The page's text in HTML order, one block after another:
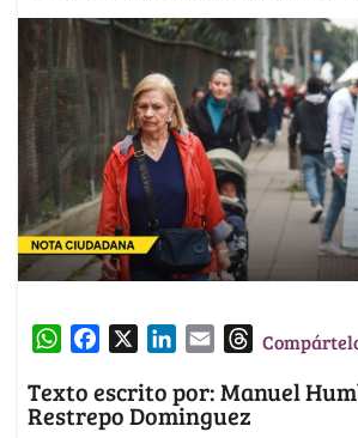
W
a
t
c
e
n
k
a
i
T
r
Texto escrito por: Manuel
Restrepo Dominguez